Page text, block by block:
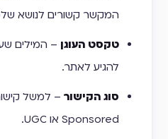
המקשר קשורים לנושא
טקסט העוגן – המילים
להגיע לאתר.
סוג הקישור
Sponsored או UGC.